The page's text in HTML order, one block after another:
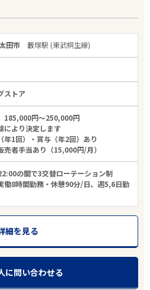
太田市藪塚駅 (東武桐生線)
ストア
185,000円～250,000円
により決定します
1回）・賞与（年2回）あり
者手当あり（15,000円/月）
の間で3交替ローテーション制
働8時間勤務・休憩90分/日、週5,6日勤
細を見る
に問い合わせる